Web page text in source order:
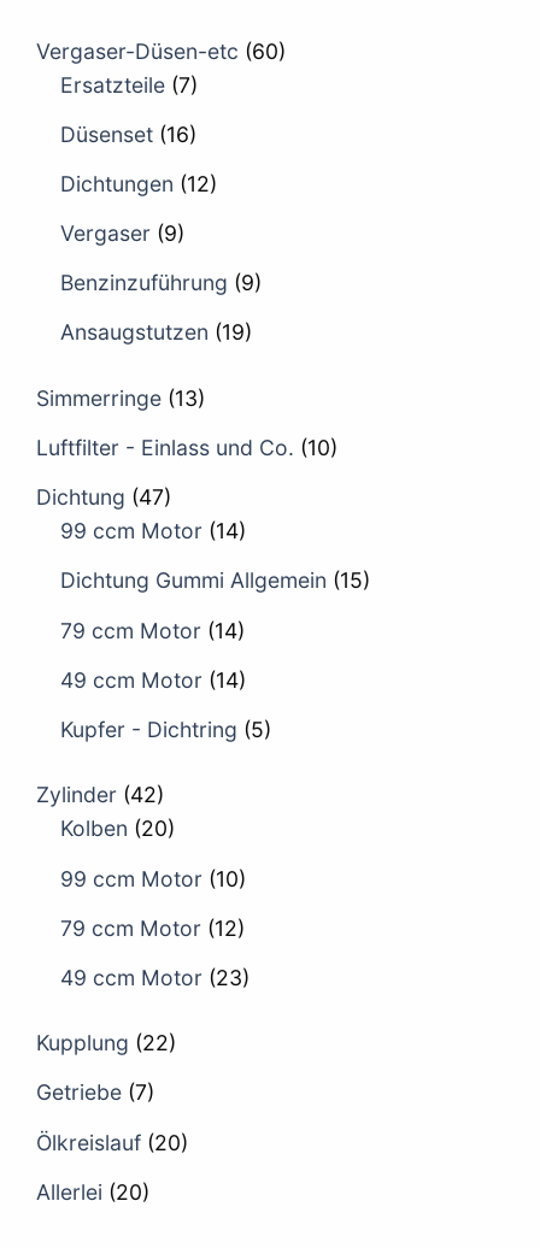
Vergaser-Düsen-etc (60)
Ersatzteile (7)
Düsenset (16)
Dichtungen (12)
Vergaser (9)
Benzinzuführung (9)
Ansaugstutzen (19)
Simmerringe (13)
Luftfilter - Einlass und Co. (10)
Dichtung (47)
99 ccm Motor (14)
Dichtung Gummi Allgemein (15)
79 ccm Motor (14)
49 ccm Motor (14)
Kupfer - Dichtring (5)
Zylinder (42)
Kolben (20)
99 ccm Motor (10)
79 ccm Motor (12)
49 ccm Motor (23)
Kupplung (22)
Getriebe (7)
Ölkreislauf (20)
Allerlei (20)